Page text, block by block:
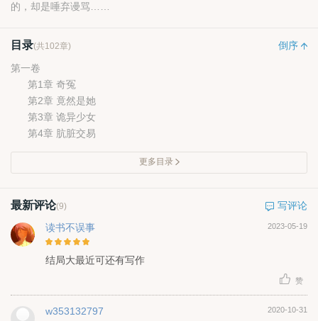
的，却是唾弃谩骂……
目录(共102章)
倒序
第一卷
第1章 奇冤
第2章 竟然是她
第3章 诡异少女
第4章 肮脏交易
更多目录
最新评论(9)
写评论
读书不误事
2023-05-19
结局大最近可还有写作
赞
w353132797 2020-10-31